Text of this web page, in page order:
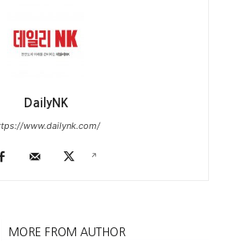
DailyNK
www.dailynk.com/
MORE FROM AUTHOR